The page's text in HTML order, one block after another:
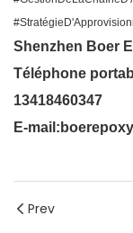
Shenzhen Boer
Téléphone
13418460347
E-
Prev